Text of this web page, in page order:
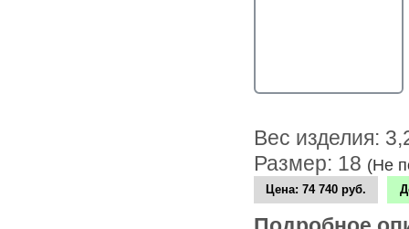
Вес изделия:
Размер: 18 (Не
Цена:74 740 руб.